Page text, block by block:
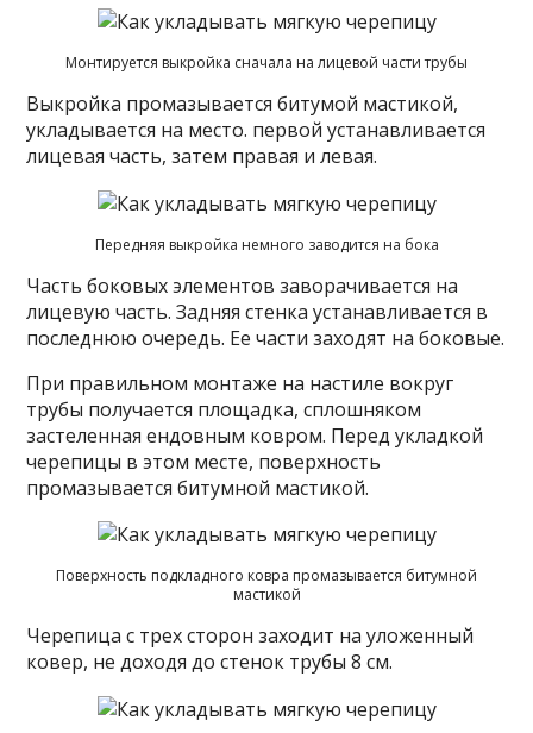
Монтируется выкройка сначала на лицевой части трубы
Выкройка промазывается битумой мастикой,
укладывается на место. первой устанавливается
лицевая часть, затем правая и левая.
Передняя выкройка немного заводится на бока
Часть боковых элементов заворачивается на
лицевую часть. Задняя стенка устанавливается в
последнюю очередь. Ее части заходят на боковые.
При правильном монтаже на настиле вокруг
трубы получается площадка, сплошняком
застеленная ендовным ковром. Перед укладкой
черепицы в этом месте, поверхность
промазывается битумной мастикой.
Поверхность подкладного ковра промазывается битумной
мастикой
Черепица с трех сторон заходит на уложенный
ковер, не доходя до стенок трубы 8 см.